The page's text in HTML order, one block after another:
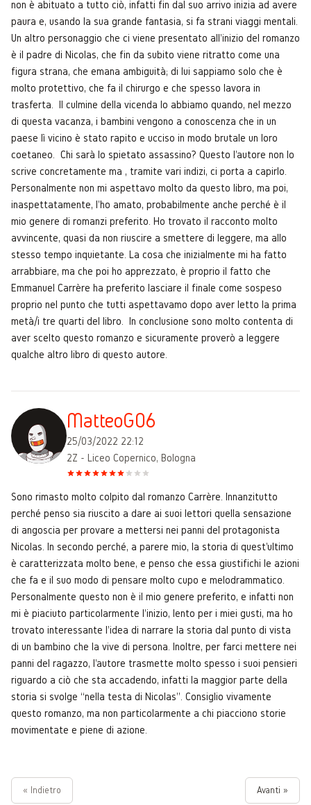
non è abituato a tutto ciò, infatti fin dal suo arrivo inizia ad avere
paura e, usando la sua grande fantasia, si fa strani viaggi mentali.
Un altro personaggio che ci viene presentato all'inizio del romanzo
è il padre di Nicolas, che fin da subito viene ritratto come una
figura strana, che emana ambiguità; di lui sappiamo solo che è
molto protettivo, che fa il chirurgo e che spesso lavora in
trasferta. Il culmine della vicenda lo abbiamo quando, nel mezzo
di questa vacanza, i bambini vengono a conoscenza che in un
paese lì vicino è stato rapito e ucciso in modo brutale un loro
coetaneo. Chi sarà lo spietato assassino? Questo l'autore non lo
scrive concretamente ma , tramite vari indizi, ci porta a capirlo.
Personalmente non mi aspettavo molto da questo libro, ma poi,
inaspettatamente, l'ho amato, probabilmente anche perché è il
mio genere di romanzi preferito. Ho trovato il racconto molto
avvincente, quasi da non riuscire a smettere di leggere, ma allo
stesso tempo inquietante. La cosa che inizialmente mi ha fatto
arrabbiare, ma che poi ho apprezzato, è proprio il fatto che
Emmanuel Carrère ha preferito lasciare il finale come sospeso
proprio nel punto che tutti aspettavamo dopo aver letto la prima
metà/i tre quarti del libro. In conclusione sono molto contenta di
aver scelto questo romanzo e sicuramente proverò a leggere
qualche altro libro di questo autore.
MatteoG06
25/03/2022 22:12
2Z - Liceo Copernico, Bologna
Sono rimasto molto colpito dal romanzo Carrère. Innanzitutto
perché penso sia riuscito a dare ai suoi lettori quella sensazione
di angoscia per provare a mettersi nei panni del protagonista
Nicolas. In secondo perché, a parere mio, la storia di quest'ultimo
è caratterizzata molto bene, e penso che essa giustifichi le azioni
che fa e il suo modo di pensare molto cupo e melodrammatico.
Personalmente questo non è il mio genere preferito, e infatti non
mi è piaciuto particolarmente l'inizio, lento per i miei gusti, ma ho
trovato interessante l'idea di narrare la storia dal punto di vista
di un bambino che la vive di persona. Inoltre, per farci mettere nei
panni del ragazzo, l'autore trasmette molto spesso i suoi pensieri
riguardo a ciò che sta accadendo, infatti la maggior parte della
storia si svolge “nella testa di Nicolas”. Consiglio vivamente
questo romanzo, ma non particolarmente a chi piacciono storie
movimentate e piene di azione.
« Indietro Avanti »